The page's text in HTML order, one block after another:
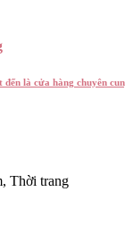
đến là cửa hàng chuyên
Thời trang